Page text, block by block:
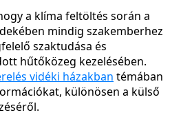
a klíma feltöltés során a
mindig szakemberhez
szaktudása és
hűtőközeg kezelésében.
vidéki házakban témában
különösen a külső